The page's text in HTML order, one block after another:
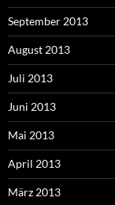
September 2013
August 2013
Juli 2013
Juni 2013
Mai 2013
April 2013
März 2013